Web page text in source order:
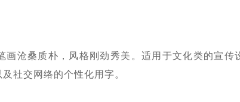
画沧桑质朴，风格刚劲秀美。适用于文化类的宣传
社交网络的个性化用字。